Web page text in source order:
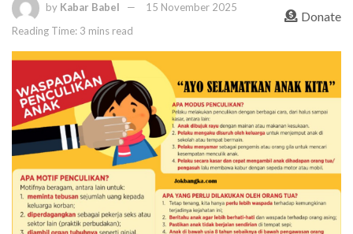
by Kabar Babel
15 November 2025
Reading Time: 3 mins read
Donate